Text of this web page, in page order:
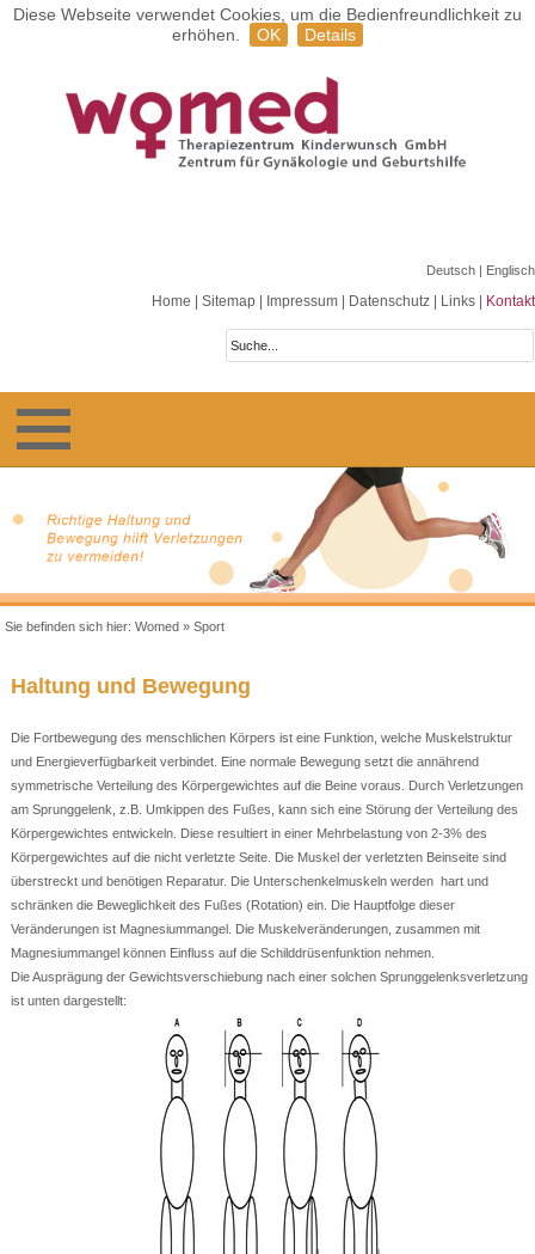
Diese Webseite verwendet Cookies, um die Bedienfreundlichkeit zu
erhöhen.
OK Details
Deutsch | Englisch
Home Sitemap Impressum Datenschutz Links Kontakt
Sie befinden sich hier:Womed »Sport
Haltung und Bewegung
Die Fortbewegung des menschlichen Körpers ist eine Funktion, welche Muskelstruktur
und Energieverfügbarkeit verbindet. Eine normale Bewegung setzt die annährend
symmetrische Verteilung des Körpergewichtes auf die Beine voraus. Durch Verletzungen
am Sprunggelenk, z.B. Umkippen des Fußes, kann sich eine Störung der Verteilung des
Körpergewichtes entwickeln. Diese resultiert in einer Mehrbelastung von 2-3% des
Körpergewichtes auf die nicht verletzte Seite. Die Muskel der verletzten Beinseite sind
überstreckt und benötigen Reparatur. Die Unterschenkelmuskeln werden hart und
schränken die Beweglichkeit des Fußes (Rotation) ein. Die Hauptfolge dieser
Veränderungen ist Magnesiummangel. Die Muskelveränderungen, zusammen mit
Magnesiummangel können Einfluss auf die Schilddrüsenfunktion nehmen.
Die Ausprägung der Gewichtsverschiebung nach einer solchen Sprunggelenksverletzung
ist unten dargestellt: